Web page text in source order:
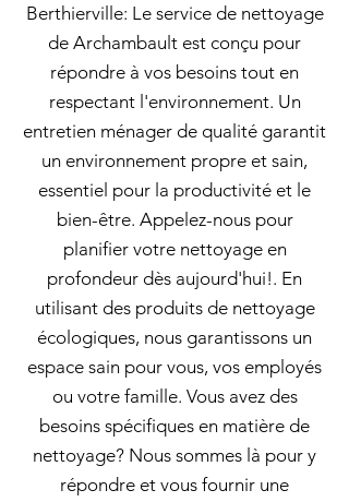
Berthierville: Le service de nettoyage
de Archambault est conçu pour
répondre à vos besoins tout en
respectant l'environnement. Un
entretien ménager de qualité garantit
un environnement propre et sain,
essentiel pour la productivité et le
bien-être. Appelez-nous pour
planifier votre nettoyage en
profondeur dès aujourd'hui!. En
utilisant des produits de nettoyage
écologiques, nous garantissons un
espace sain pour vous, vos employés
ou votre famille. Vous avez des
besoins spécifiques en matière de
nettoyage? Nous sommes là pour y
répondre et vous fournir une